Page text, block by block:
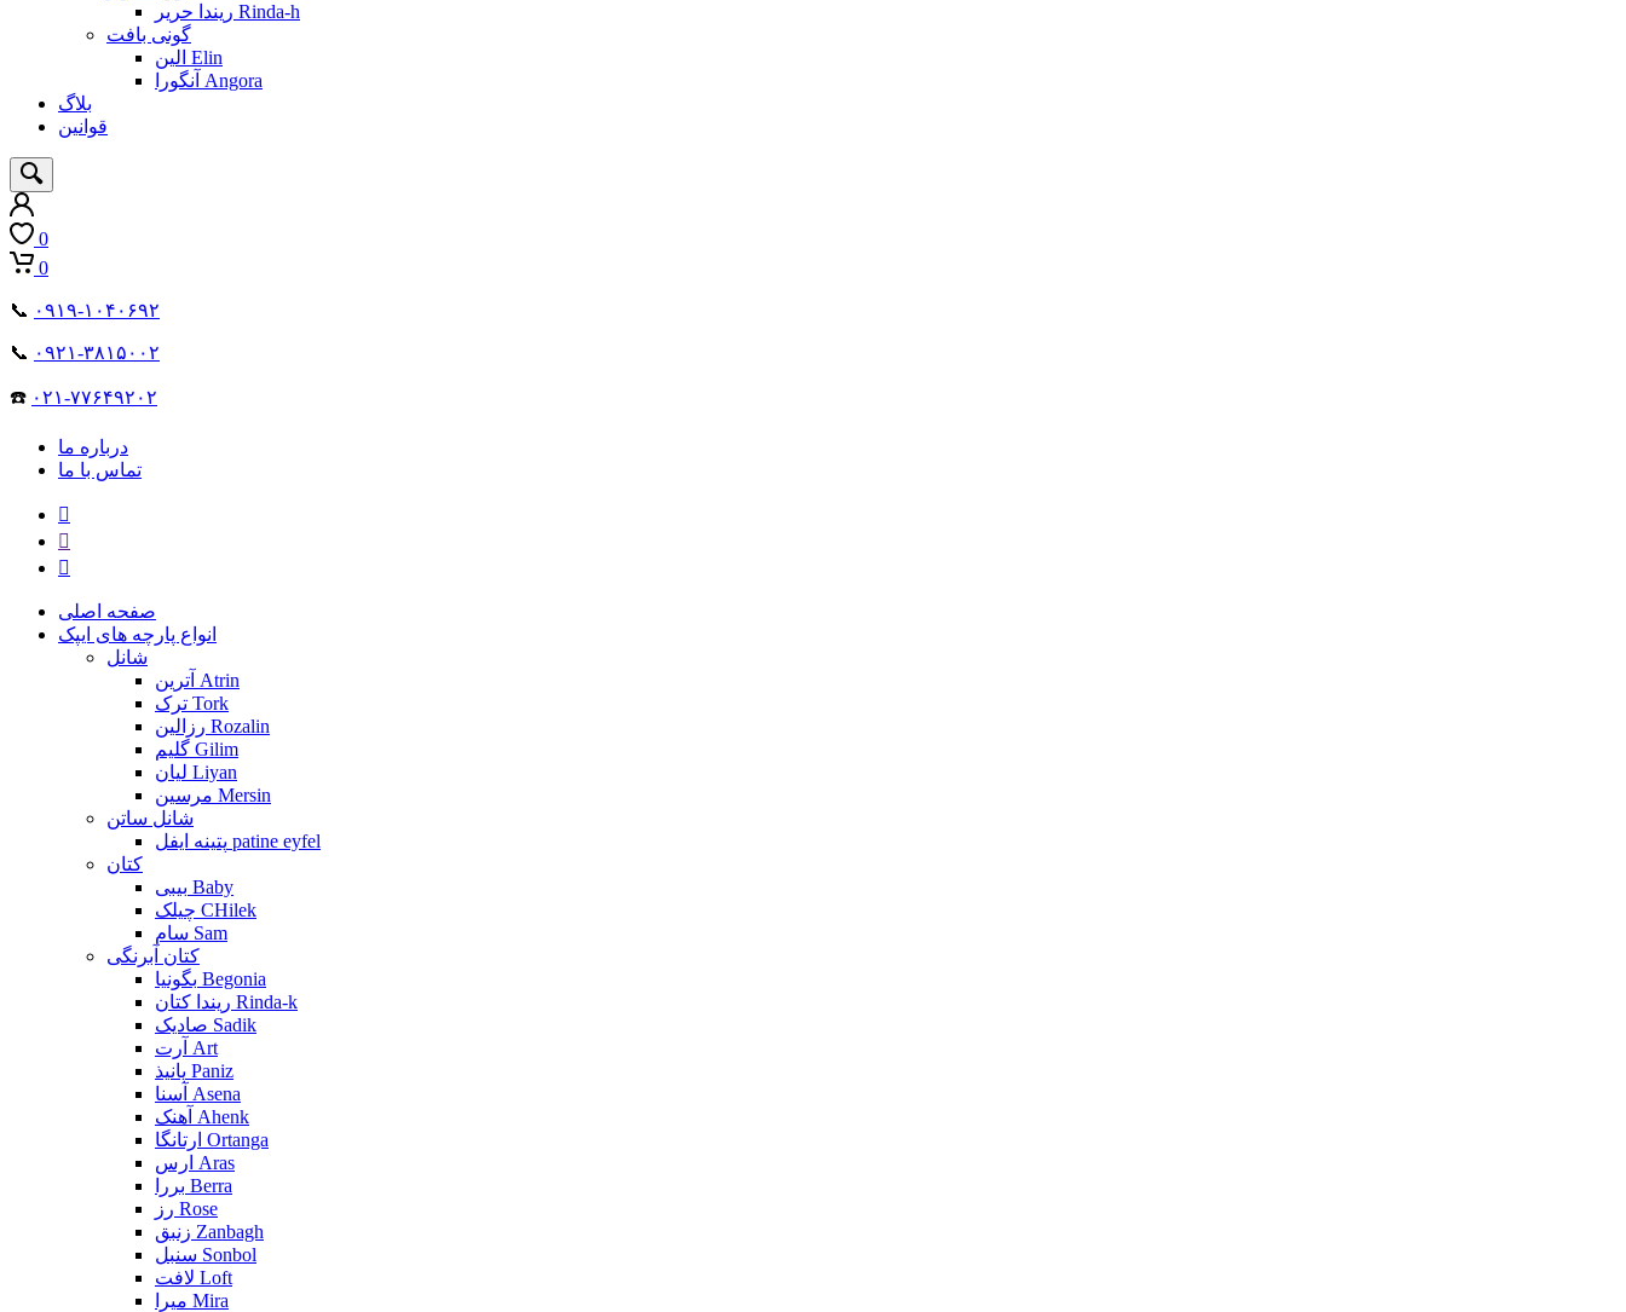
ریندا حریر Rinda-h
گونی بافت
الین Elin
آنگورا Angora
بلاگ
قوانین
0
0
📞 ۰۹۱۹-۱۰۴۰۶۹۲
📞 ۰۹۲۱-۳۸۱۵۰۰۲
☎️ ۰۲۱-۷۷۶۴۹۲۰۲
درباره ما
تماس با ما
صفحه اصلی
انواع پارچه های ایپک
شانل
آترین Atrin
ترک Tork
رزالین Rozalin
گلیم Gilim
لیان Liyan
مرسین Mersin
شانل ساتن
پتینه ایفل patine eyfel
کتان
بیبی Baby
چیلک CHilek
سام Sam
کتان آبرنگی
بگونیا Begonia
ریندا کتان Rinda-k
صادیک Sadik
آرت Art
پانیذ Paniz
آسنا Asena
آهنک Ahenk
ارتانگا Ortanga
ارس Aras
بررا Berra
رز Rose
زنبق Zanbagh
سنبل Sonbol
لافت Loft
میرا Mira